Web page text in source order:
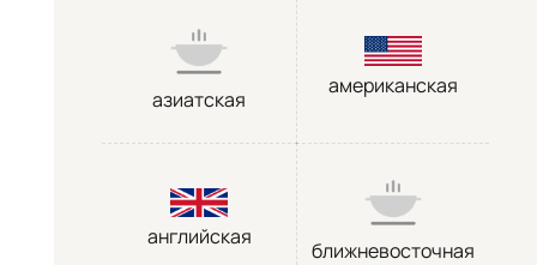
азиатская
американская
английская
ближневосточная